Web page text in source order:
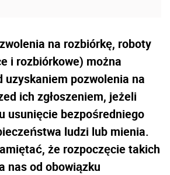
na rozbiórkę, roboty
i rozbiórkowe) można
uzyskaniem pozwolenia na
ich zgłoszeniem, jeżeli
usunięcie bezpośredniego
ludzi lub mienia.
że rozpoczęcie takich
nas od obowiązku